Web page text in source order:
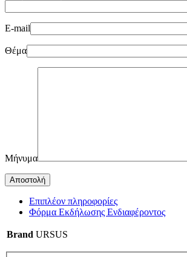
E-mail
Θέμα
Μήνυμα
Επιπλέον πληροφορίες
Φόρμα Εκδήλωσης Ενδιαφέροντος
Brand URSUS